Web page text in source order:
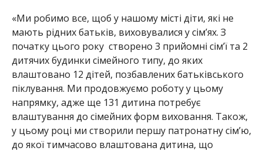
«Ми робимо все, щоб у нашому місті діти, які не
мають рідних батьків, виховувалися у сім’ях. З
початку цього року створено 3 прийомні сім’ї та 2
дитячих будинки сімейного типу, до яких
влаштовано 12 дітей, позбавлених батьківського
піклування. Ми продовжуємо роботу у цьому
напрямку, адже ще 131 дитина потребує
влаштування до сімейних форм виховання. Також,
у цьому році ми створили першу патронатну сім’ю,
до якої тимчасово влаштована дитина, що